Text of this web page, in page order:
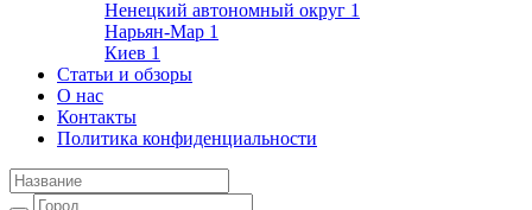
Ненецкий автономный округ 1
Нарьян-Мар 1
Киев 1
Статьи и обзоры
О нас
Контакты
Политика конфиденциальности